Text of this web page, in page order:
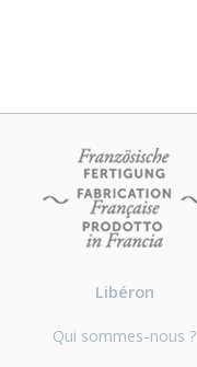
Libéron
Qui sommes-nous ?